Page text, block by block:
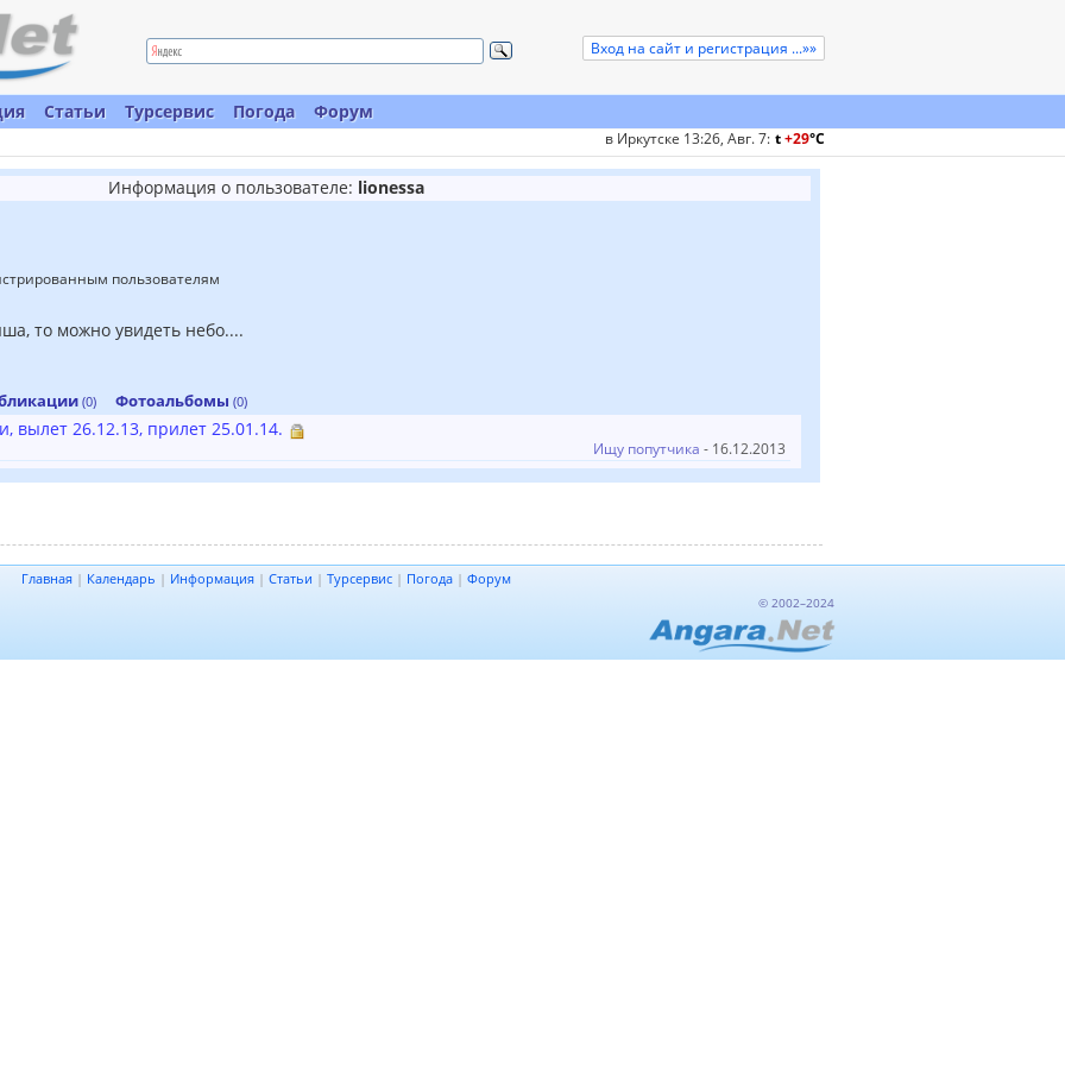
Вход на сайт и регистрация ...»»
Статьи Турсервис Погода Форум
в Иркутске 13:26, Авг. 7: t+29°C
Информация о пользователе: lionessa
пользователям
то можно увидеть небо....
(0) Фотоальбомы (0)
вылет 26.12.13, прилет 25.01.14.
Ищу попутчика - 16.12.2013
Главная | Календарь | Информация | Статьи | Турсервис | Погода | Форум
© 2002–2024